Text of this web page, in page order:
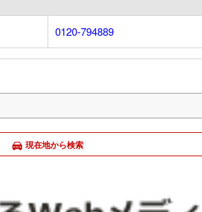
0120-794889
現在地から検索